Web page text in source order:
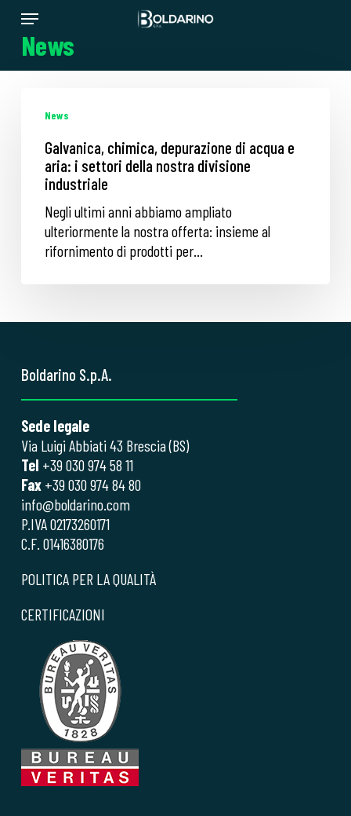
Skip
content
Menu
News
chimica,
acqua
settori
News
Galvanica, chimica, depurazione di acqua e
aria: i settori della nostra divisione
industriale
Negli ultimi anni abbiamo ampliato
ulteriormente la nostra offerta: insieme al
rifornimento di prodotti per…
Boldarino S.p.A.
Sede legale
Via Luigi Abbiati 43 Brescia (BS)
Tel +39 030 974 58 11
Fax+39 030 974 84 80
info@boldarino.com
P.IVA 02173260171
C.F. 01416380176
POLITICA PER LA QUALITÀ
CERTIFICAZIONI